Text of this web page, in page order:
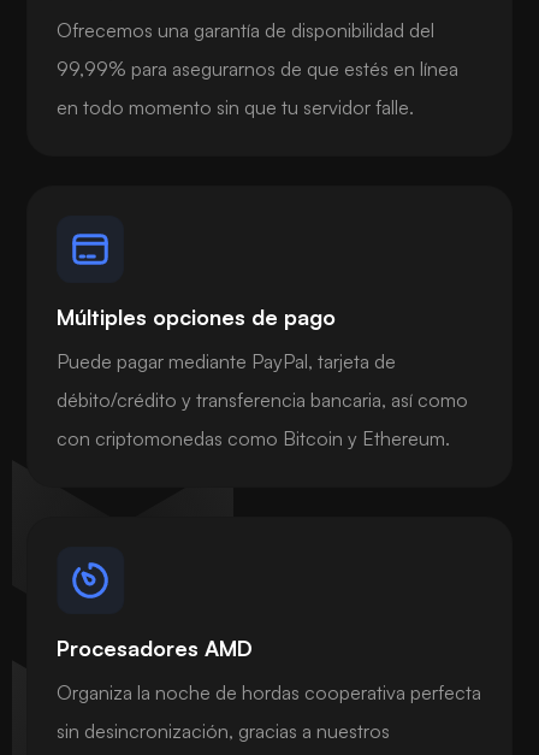
Ofrecemos una garantía de disponibilidad del
99,99% para asegurarnos de que estés en línea
en todo momento sin que tu servidor falle.
Múltiples opciones de pago
Puede pagar mediante PayPal, tarjeta de
débito/crédito y transferencia bancaria, así como
con criptomonedas como Bitcoin y Ethereum.
Procesadores AMD
Organiza la noche de hordas cooperativa perfecta
sin desincronización, gracias a nuestros